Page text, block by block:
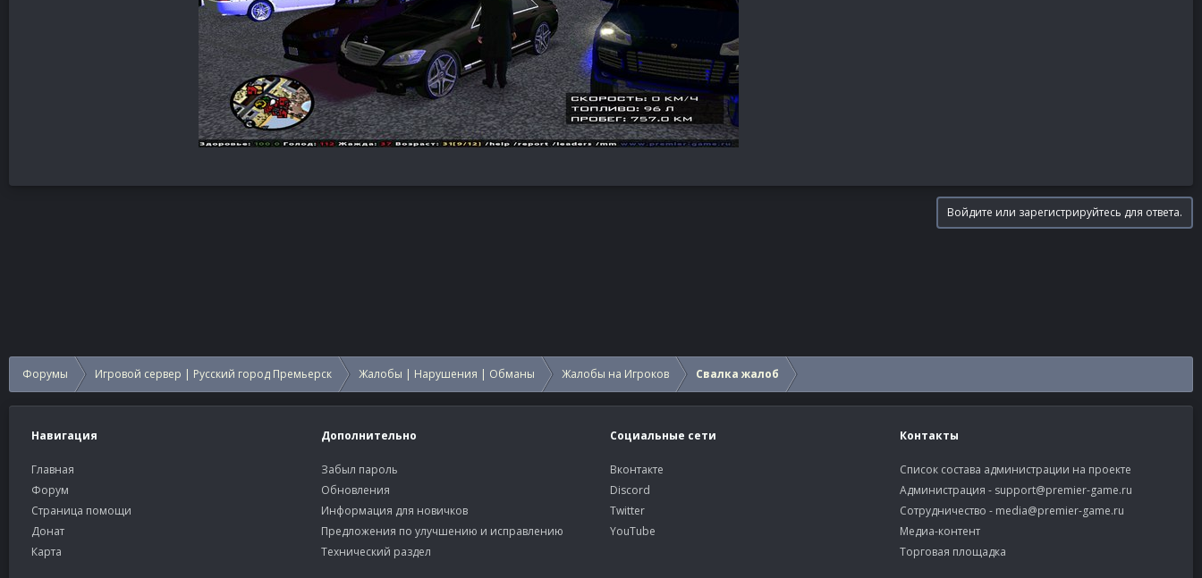
Войдите или зарегистрируйтесь для ответа.
Форумы Игровой сервер | Русский город Премьерск Жалобы | Нарушения | Обманы Жалобы на Игроков Свалка жалоб
Навигация
Главная
Форум
Страница помощи
Донат
Карта
Дополнительно
Забыл пароль
Обновления
Информация для новичков
Предложения по улучшению и исправлению
Технический раздел
Социальные сети
Вконтакте
Discord
Twitter
YouTube
Контакты
Список состава администрации на проекте
Администрация - support@premier-game.ru
Сотрудничество - media@premier-game.ru
Медиа-контент
Торговая площадка